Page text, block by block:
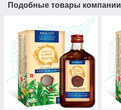
Подобные товары компании